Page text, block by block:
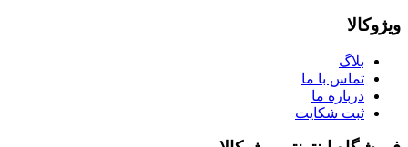
ویژوکالا
بلاگ
تماس با ما
درباره ما
ثبت شکایت